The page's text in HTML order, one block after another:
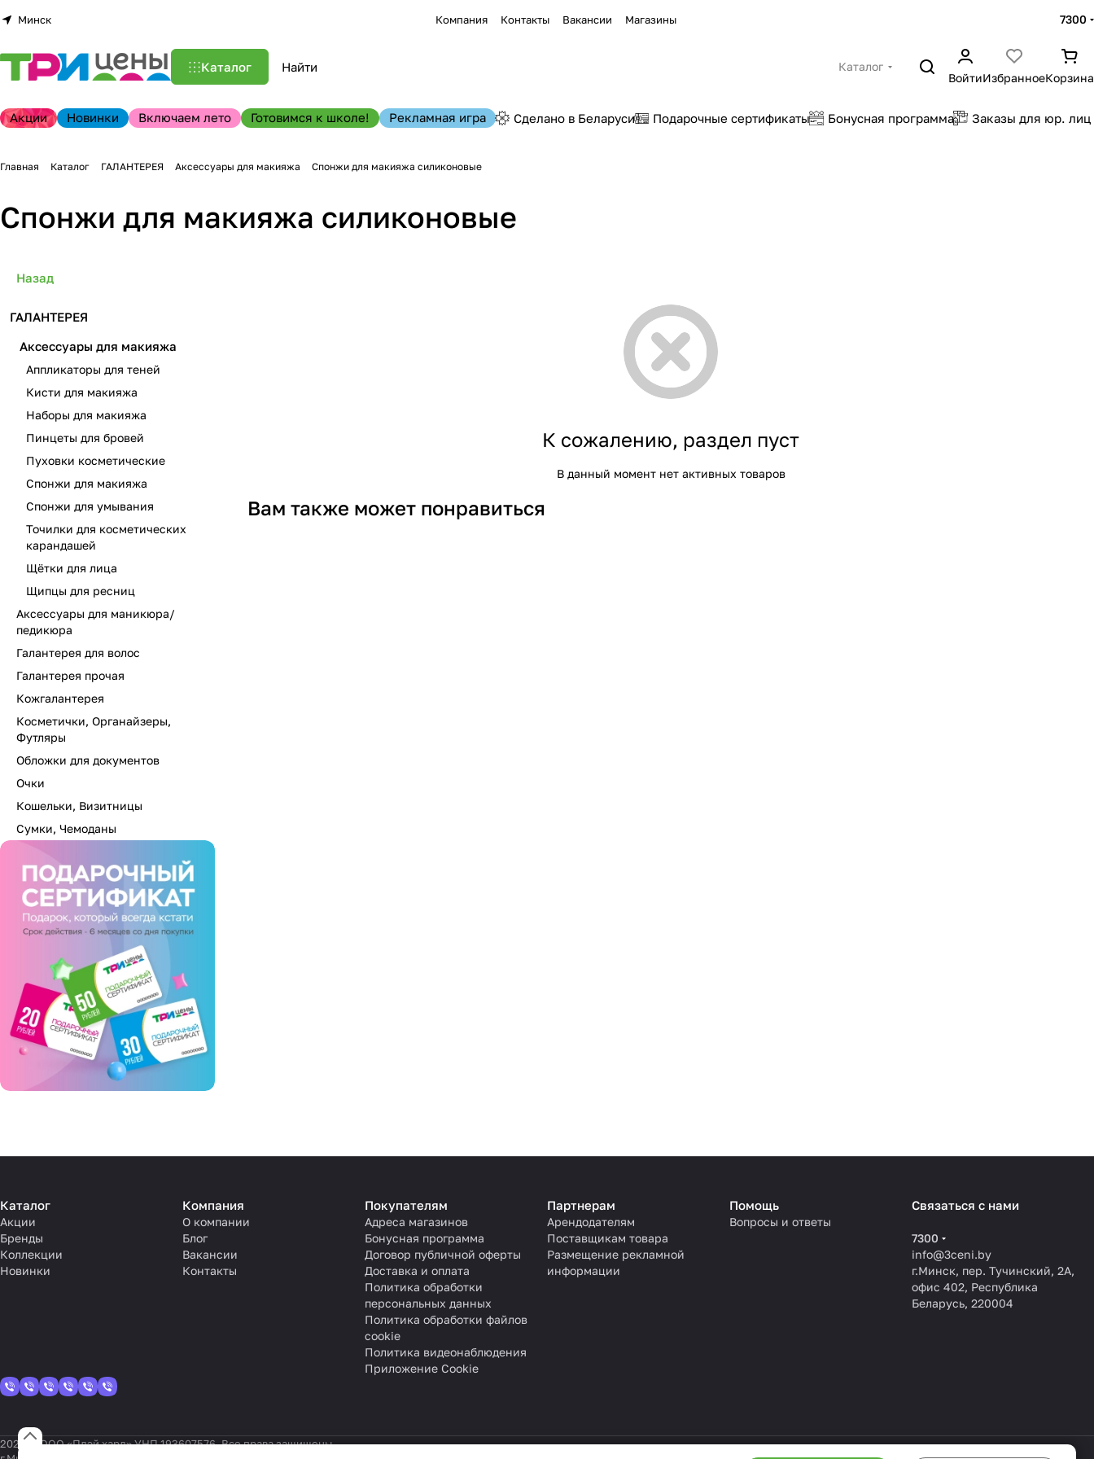
Минск Компания Контакты Вакансии Магазины 7300
Каталог
Каталог
ВойтиИзбранноеКорзина
Акции Новинки Включаем лето Готовимся к школе! Рекламная игра Сделано в Беларуси Подарочные сертификаты Бонусная программа Заказы для юр. лиц
Главная Каталог ГАЛАНТЕРЕЯ Аксессуары для макияжа Спонжи для макияжа силиконовые
Спонжи для макияжа силиконовые
К сожалению, раздел пуст
В данный момент нет активных товаров
Вам также может понравиться
Назад
ГАЛАНТЕРЕЯ
Аксессуары для макияжа
Аппликаторы для теней
Кисти для макияжа
Наборы для макияжа
Пинцеты для бровей
Пуховки косметические
Спонжи для макияжа
Спонжи для умывания
Точилки для косметических
карандашей
Щётки для лица
Щипцы для ресниц
Аксессуары для маникюра/
педикюра
Галантерея для волос
Галантерея прочая
Кожгалантерея
Косметички, Органайзеры,
Футляры
Обложки для документов
Очки
Кошельки, Визитницы
Сумки, Чемоданы
Каталог
Акции
Бренды
Коллекции
Новинки
Компания
О компании
Блог
Вакансии
Контакты
Покупателям
Адреса магазинов
Бонусная программа
Договор публичной оферты
Доставка и оплата
Политика обработки
персональных данных
Политика обработки файлов
cookie
Политика видеонаблюдения
Приложение Cookie
Партнерам
Арендодателям
Поставщикам товара
Размещение рекламной
информации
Помощь
Вопросы и ответы
Связаться с нами
7300
info@3ceni.by
г.Минск, пер. Тучинский, 2А,
офис 402, Республика
Беларусь, 220004
2026 © ООО «Плэй хард» УНП 193607576. Все права защищены.